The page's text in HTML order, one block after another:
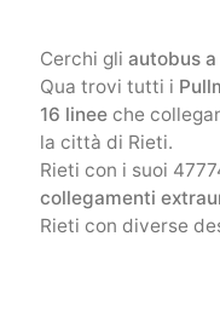
Cerchi gli autobus a
Qua trovi tutti i
16 lineeche
la città di Rieti.
Rieti con i suoi
collegamenti
Rieti con diverse